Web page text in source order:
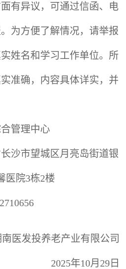
有异议，可通过信函、电
为方便了解情况，请举报
姓名和学习工作单位。所
准确，内容具体详实，并
管理中心
沙市望城区月亮岛街道银
医院3栋2楼
南医发投养老产业有限公司
2025年10月29日